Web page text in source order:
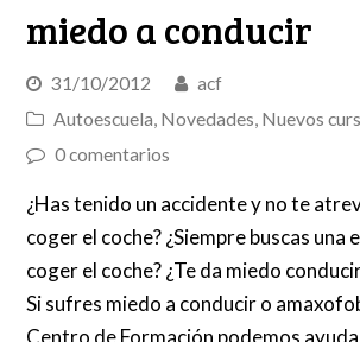
miedo a conducir
31/10/2012
acf
Autoescuela, Novedades, Nuevos
0 comentarios
¿Has tenido un accidente y no te
coger el coche? ¿Siempre buscas una
coger el coche? ¿Te da miedo
Si sufres miedo a conducir o
Centro de Formación podemos